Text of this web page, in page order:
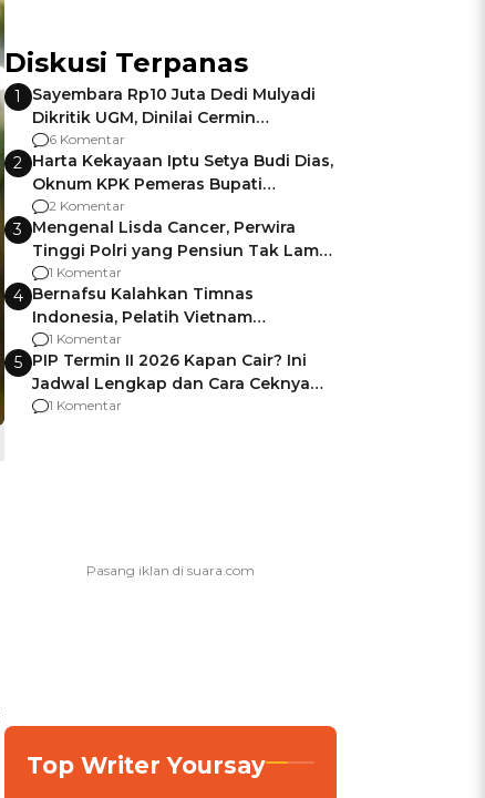
Diskusi Terpanas
1
Sayembara Rp10 Juta Dedi Mulyadi
Dikritik UGM, Dinilai Cermin
Gagalnya Negara Jamin Keamanan
6 Komentar
2 Harta Kekayaan Iptu Setya Budi Dias,
Oknum KPK Pemeras Bupati
Pemalang
2 Komentar
3 Mengenal Lisda Cancer, Perwira
Tinggi Polri yang Pensiun Tak Lama
Usai Jadi Brigjen
1 Komentar
4 Bernafsu Kalahkan Timnas
Indonesia, Pelatih Vietnam
Berencana Pakai Jimat di Pakansari
1 Komentar
5 PIP Termin II 2026 Kapan Cair? Ini
Jadwal Lengkap dan Cara Ceknya
agar Dana Tidak Hangus!
1 Komentar
Top Writer Yoursay